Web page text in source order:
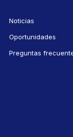
Noticias
Oportunidades
Preguntas